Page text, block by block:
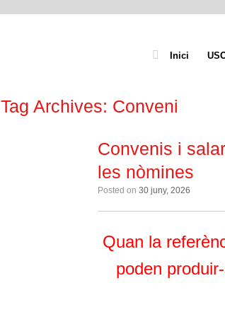
Inici
Tag Archives: Conveni
Convenis i
les nòmines
Posted on30 juny, 2026
Quan la
poden